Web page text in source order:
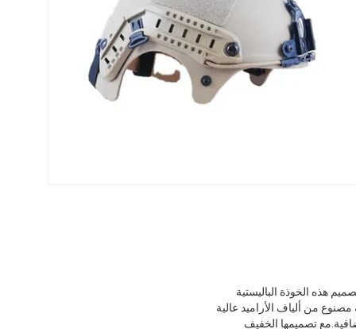
هذه الخوذة الباليستية
من ألياف الأراميد عالية
تصميمها الخفيف